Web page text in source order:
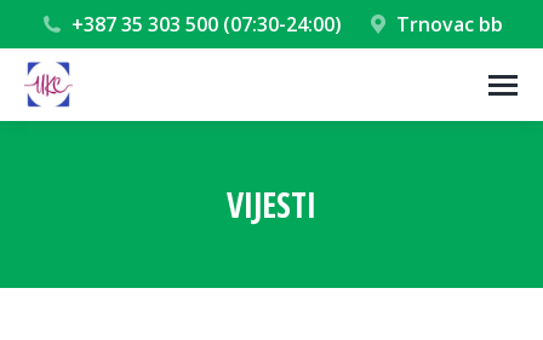
+387 35 303 500 (07:30-24:00) Trnovac bb
VIJESTI